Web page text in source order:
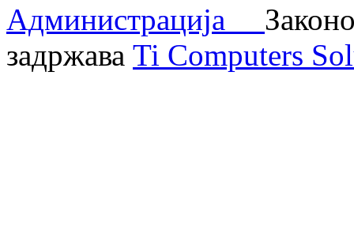
Администрација
задржава Ti Computers